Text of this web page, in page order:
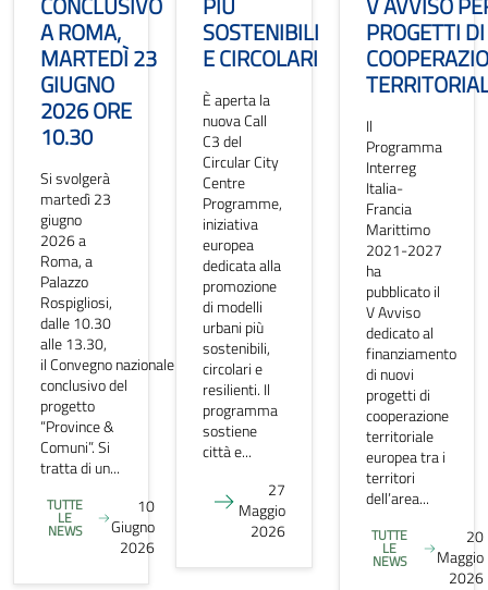
A ROMA,
MARTEDÌ 23
GIUGNO
2026 ORE
10.30
Si svolgerà
martedì 23
giugno
2026 a
Roma, a
Palazzo
Rospigliosi,
dalle 10.30
alle 13.30,
il Convegno nazionale
conclusivo del
progetto
“Province &
Comuni”. Si
tratta di un...
TUTTE
LE
NEWS
10
Giugno
2026
SOSTENIBILI
E CIRCOLARI
È aperta la
nuova Call
C3 del
Circular City
Centre
Programme,
iniziativa
europea
dedicata alla
promozione
di modelli
urbani più
sostenibili,
circolari e
resilienti. Il
programma
sostiene
città e...
27
Maggio
2026
PROGETTI DI
Il
Programma
Interreg
Italia-
Francia
Marittimo
2021-2027
ha
pubblicato il
V Avviso
dedicato al
finanziamento
di nuovi
progetti di
cooperazione
territoriale
europea tra i
territori
dell’area...
TUTTE
LE
NEWS
20
Maggio
2026